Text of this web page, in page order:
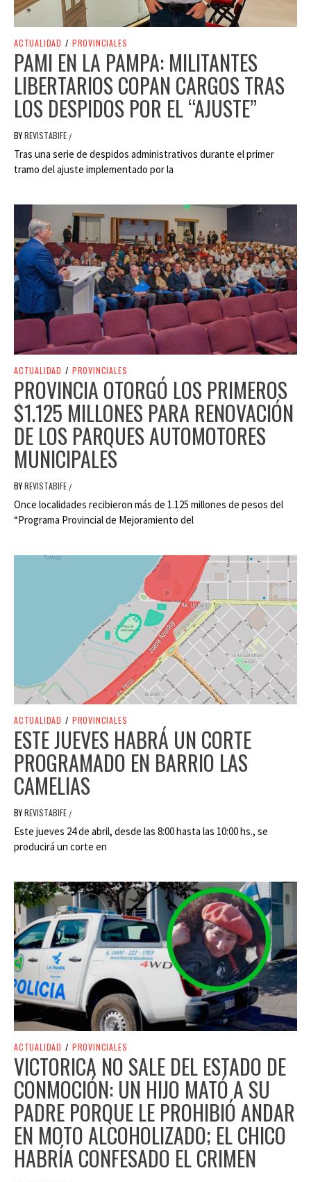
ACTUALIDAD / PROVINCIALES
PAMI EN LA PAMPA: MILITANTES
LIBERTARIOS COPAN CARGOS TRAS
LOS DESPIDOS POR EL “AJUSTE”
BYREVISTABIFE /
Tras una serie de despidos administrativos durante el primer
tramo del ajuste implementado por la
ACTUALIDAD / PROVINCIALES
PROVINCIA OTORGÓ LOS PRIMEROS
$1.125 MILLONES PARA RENOVACIÓN
DE LOS PARQUES AUTOMOTORES
MUNICIPALES
BYREVISTABIFE /
Once localidades recibieron más de 1.125 millones de pesos del
“Programa Provincial de Mejoramiento del
ACTUALIDAD / PROVINCIALES
ESTE JUEVES HABRÁ UN CORTE
PROGRAMADO EN BARRIO LAS
CAMELIAS
BYREVISTABIFE /
Este jueves 24 de abril, desde las 8:00 hasta las 10:00 hs., se
producirá un corte en
ACTUALIDAD / PROVINCIALES
VICTORICA NO SALE DEL ESTADO DE
CONMOCIÓN: UN HIJO MATÓ A SU
PADRE PORQUE LE PROHIBIÓ ANDAR
EN MOTO ALCOHOLIZADO; EL CHICO
HABRÍA CONFESADO EL CRIMEN